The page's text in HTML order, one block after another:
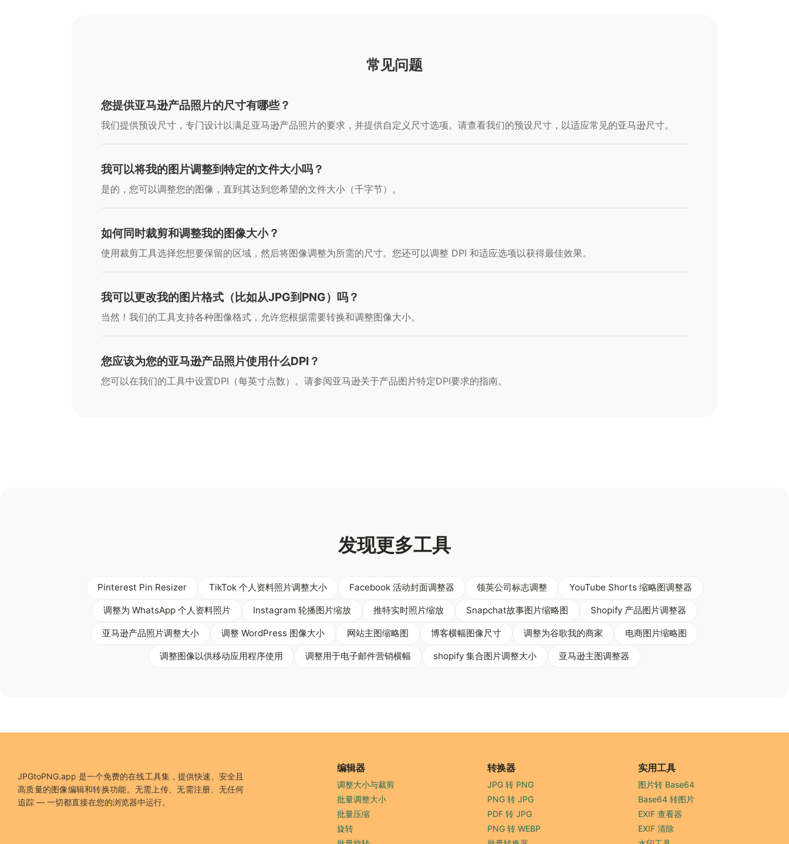
常见问题
您提供亚马逊产品照片的尺寸有哪些？
我们提供预设尺寸，专门设计以满足亚马逊产品照片的要求，并提供自定义尺寸选项。请查看我们的预设尺寸，以适应常见的亚马逊尺寸。
我可以将我的图片调整到特定的文件大小吗？
是的，您可以调整您的图像，直到其达到您希望的文件大小（千字节）。
如何同时裁剪和调整我的图像大小？
使用裁剪工具选择您想要保留的区域，然后将图像调整为所需的尺寸。您还可以调整 DPI 和适应选项以获得最佳效果。
我可以更改我的图片格式（比如从JPG到PNG）吗？
当然！我们的工具支持各种图像格式，允许您根据需要转换和调整图像大小。
您应该为您的亚马逊产品照片使用什么DPI？
您可以在我们的工具中设置DPI（每英寸点数）。请参阅亚马逊关于产品图片特定DPI要求的指南。
发现更多工具
Pinterest Pin Resizer TikTok 个人资料照片调整大小 Facebook 活动封面调整器 领英公司标志调整 YouTube Shorts 缩略图调整器
调整为 WhatsApp 个人资料照片 Instagram 轮播图片缩放 推特实时照片缩放 Snapchat故事图片缩略图 Shopify 产品图片调整器
亚马逊产品照片调整大小 调整 WordPress 图像大小 网站主图缩略图 博客横幅图像尺寸 调整为谷歌我的商家 电商图片缩略图
调整图像以供移动应用程序使用 调整用于电子邮件营销横幅 shopify 集合图片调整大小 亚马逊主图调整器
JPGtoPNG.app 是一个免费的在线工具集，提供快速、安全且
高质量的图像编辑和转换功能。无需上传、无需注册、无任何
追踪 — 一切都直接在您的浏览器中运行。
编辑器
调整大小与裁剪
批量调整大小
批量压缩
旋转
转换器
JPG 转 PNG
PNG 转 JPG
PDF 转 JPG
PNG 转 WEBP
实用工具
图片转 Base64
Base64 转图片
EXIF 查看器
EXIF 清除